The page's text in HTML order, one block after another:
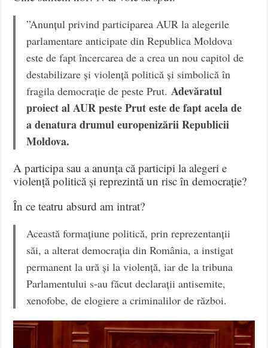
”Anunțul privind participarea AUR la alegerile
parlamentare anticipate din Republica Moldova
este de fapt încercarea de a crea un nou capitol de
destabilizare și violență politică și simbolică în
fragila democrație de peste Prut. Adevăratul
proiect al AUR peste Prut este de fapt acela de
a denatura drumul europenizării Republicii
Moldova.
A participa sau a anunța că participi la alegeri e
violență politică și reprezintă un risc în democrație?
În ce teatru absurd am intrat?
Această formațiune politică, prin reprezentanții
săi, a alterat democrația din România, a instigat
permanent la ură și la violență, iar de la tribuna
Parlamentului s-au făcut declarații antisemite,
xenofobe, de elogiere a criminalilor de război.